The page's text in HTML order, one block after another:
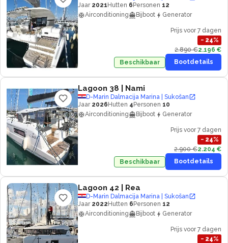
Jaar 2021 Hutten 6 Personen 12
Airconditioning
Bijboot Generator
Prijs voor 7 dagen
− 24%
2.890 €2.196 €
Beschikbaar
Bootdetails
Lagoon 38 | Nami
D-Marin Dalmacija Marina | Sukošan
Jaar 2026 Hutten 4 Personen 10
Airconditioning
Bijboot Generator
Prijs voor 7 dagen
− 24%
2.900 €2.204 €
Beschikbaar
Bootdetails
Lagoon 42 | Rea
D-Marin Dalmacija Marina | Sukošan
Jaar 2022 Hutten 6 Personen 12
Airconditioning
Bijboot Generator
Prijs voor 7 dagen
− 24%